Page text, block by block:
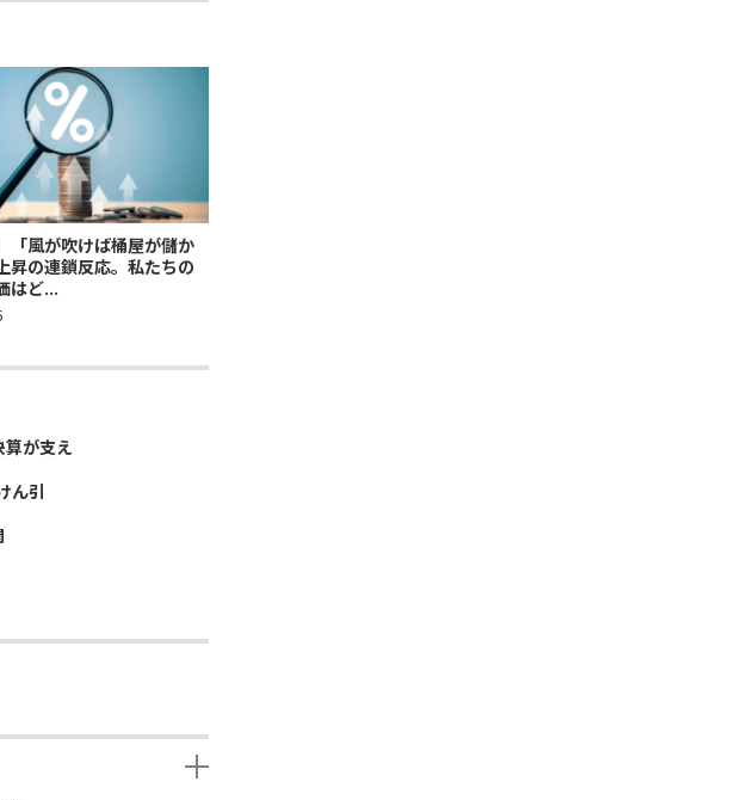
「風が吹けば桶屋が儲か
昇の連鎖反応。私たちの
はど...
が支え
ん引